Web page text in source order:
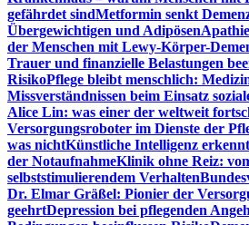
gefährdet sindMetformin senkt
Übergewichtigen und Adipösen
der Menschen mit Lewy-Körper-
Trauer und finanzielle Belastungen
RisikoPflege bleibt menschlich:
Missverständnissen beim Einsatz
Alice Lin: was einer der weltweit
Versorgungsroboter im Dienste der
was nichtKünstliche Intelligenz
der NotaufnahmeKlinik ohne Reiz:
selbststimulierendem Verhalten
Dr. Elmar Gräßel: Pionier der
geehrtDepression bei pflegenden